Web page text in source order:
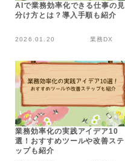
AIで業務効率化できる仕事の見
分け方とは？導入手順も紹介
2026.01.20 業務DX
業務効率化の実践アイデア10
選！おすすめツールや改善ステ
ップも紹介